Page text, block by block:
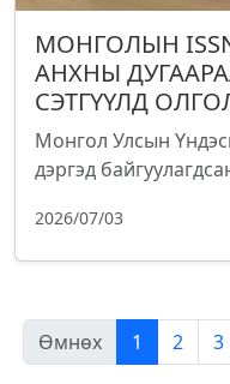
МОНГОЛЫН
АНХНЫ
СЭТГҮҮЛД
Монгол Улсын
дэргэд
2026/07/03
Өмнөх 1 2 3